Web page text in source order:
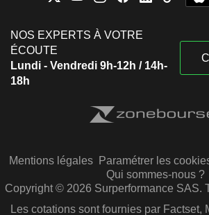
NOS EXPERTS À VOTRE
ÉCOUTE
Lundi - Vendredi 9h-12h / 14h-
18h
Mentions légales Paramétrer les
Qui sommes-nous ?
Copyright © 2026 Surperformance SAS.
Les cotations sont fournies par Factset,